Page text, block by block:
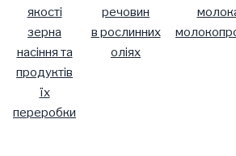
якості
зерна
насіння та
продуктів
їх
переробки
речовин
в рослинних
оліях